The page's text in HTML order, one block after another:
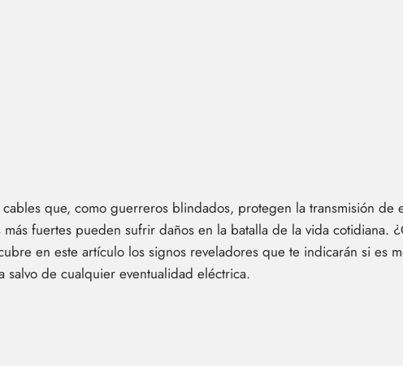
que, como guerreros blindados, protegen la transmisión de
fuertes pueden sufrir daños en la batalla de la vida cotidiana.
en este artículo los signos reveladores que te indicarán si es
de cualquier eventualidad eléctrica.